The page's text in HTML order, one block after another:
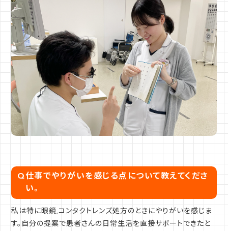
Q仕事でやりがいを感じる点について教えてくださ
い。
私は特に眼鏡,コンタクトレンズ処方のときにやりがいを感じま
す。自分の提案で患者さんの日常生活を直接サポートできたと